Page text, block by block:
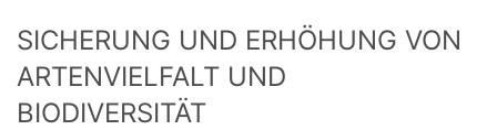
SICHERUNG UND ERHÖHUNG VON
ARTENVIELFALT UND
BIODIVERSITÄT